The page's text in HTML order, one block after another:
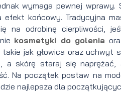
wymaga pewnej
efekt końcowy. Tradycyjna
na odrobinę cierpliwości,
kosmetyki do golenia
takie jak głowica oraz uchwyt
a skórę staraj się
Na początek postaw na
najlepsza dla